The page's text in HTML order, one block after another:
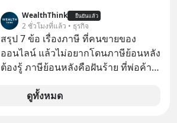
ในโมเดล AI ของบริษัท สามารถเชื่อม
ต่ออินเทอร์เน็ต และเจาะเข้าระบบของ
บริการภายนอกรายหนึ่งได้ ระหว่างการ
ทดสอบความปลอดภัยไซเบอร์
WealthThink ยืนยันแล้ว
2 ชั่วโมงที่แล้ว • ธุรกิจ
สรุป 7 ข้อ เรื่องภาษี ที่คนขายของ
ออนไลน์ แล้วไม่อยากโดนภาษีย้อนหลัง
ต้องรู้ ภาษีย้อนหลังคือฝันร้าย ที่พ่อค้า
ดูทั้งหมด